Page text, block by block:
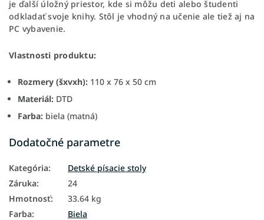
je ďalší úložný priestor, kde si môžu deti alebo študenti
odkladať svoje knihy. Stôl je vhodný na učenie ale tiež aj na
PC vybavenie.
Vlastnosti produktu:
Rozmery (šxvxh): 110 x 76 x 50 cm
Materiál: DTD
Farba: biela (matná)
Dodatočné parametre
Kategória:
Detské písacie stoly
Záruka:
24
Hmotnosť:
33.64 kg
Farba:
Biela